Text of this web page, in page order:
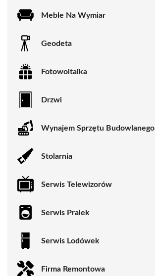
Meble Na Wymiar
Geodeta
Fotowoltaika
Drzwi
Wynajem Sprzętu Budowlanego
Stolarnia
Serwis Telewizorów
Serwis Pralek
Serwis Lodówek
Firma Remontowa